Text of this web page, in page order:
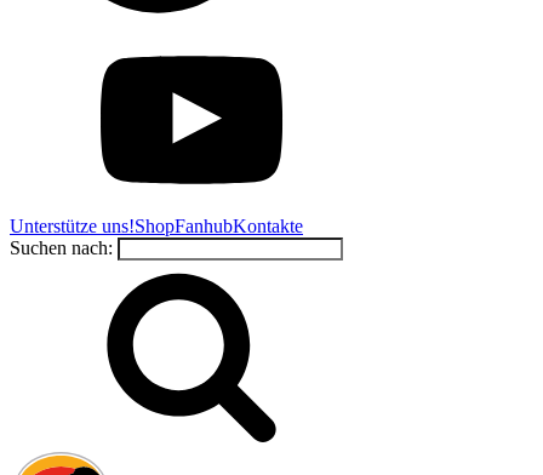
Unterstütze uns!ShopFanhubKontakte
Suchen nach: